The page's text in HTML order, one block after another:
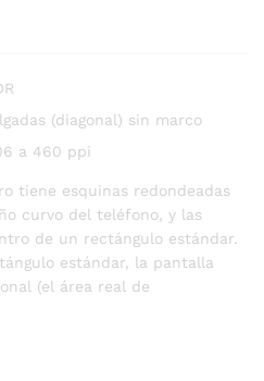
(diagonal) sin marco
a 460 ppi
tiene esquinas redondeadas
curvo del teléfono, y las
de un rectángulo estándar.
estándar, la pantalla
(el área real de